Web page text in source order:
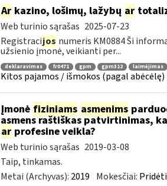
Arkazino, lošimų, lažybų ar
Web turinio sąrašas 2025-07-23
Registracijos numeris KM0884 Ši
užsienio įmonė, veikianti per...
deklaravimas fr0471 gpm gpm312 laimėjimas
Kitos pajamos / išmokos (pagal
Įmonė fiziniams asmenims
asmens raštiškas patvirtinimas,
arprofesine veikla?
Web turinio sąrašas 2019-03-08
Taip, tinkamas.
Metai (Archyvas): 2019 Mokesčiai: